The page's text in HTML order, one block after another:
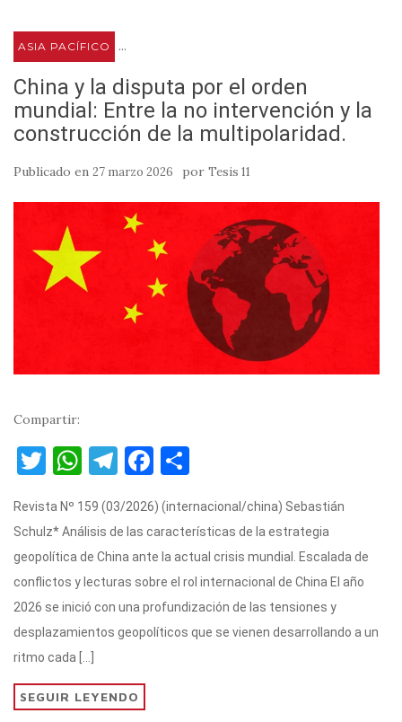
ASIA PACÍFICO ...
China y la disputa por el orden
mundial: Entre la no intervención y la
construcción de la multipolaridad.
Publicado en 27 marzo 2026 por Tesis 11
Compartir:
T
it
te
r
W
at
s
A
p
p
T
e
gr
a
m
F
c
e
b
o
o
m
p
ar
ti
r
Revista Nº 159 (03/2026) (internacional/china) Sebastián
Schulz* Análisis de las características de la estrategia
geopolítica de China ante la actual crisis mundial. Escalada de
conflictos y lecturas sobre el rol internacional de China El año
2026 se inició con una profundización de las tensiones y
desplazamientos geopolíticos que se vienen desarrollando a un
ritmo cada […]
SEGUIR LEYENDO